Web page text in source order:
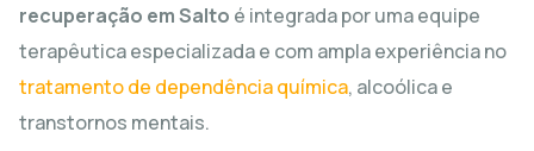
recuperação em Salto é integrada por uma equipe
terapêutica especializada e com ampla experiência no
tratamento de dependência química, alcoólica e
transtornos mentais.